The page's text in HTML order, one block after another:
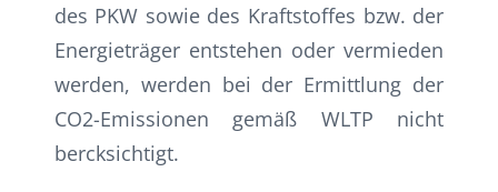
des PKW sowie des Kraftstoffes bzw. der
Energieträger entstehen oder vermieden
werden, werden bei der Ermittlung der
CO2-Emissionen gemäß WLTP nicht
bercksichtigt.